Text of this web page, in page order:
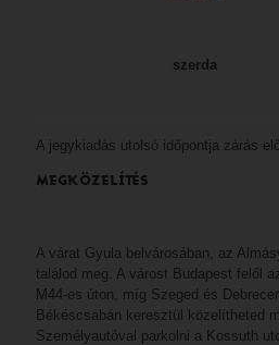
szerda
A jegykiadás utolsó időpontja zárás
MEGKÖZELÍTÉS
A várat Gyula belvárosában, az
találod meg. A várost Budapest felől
M44-es úton, míg Szeged és
Békéscsabán keresztül közelítheted
Személyautóval parkolni a Kossuth